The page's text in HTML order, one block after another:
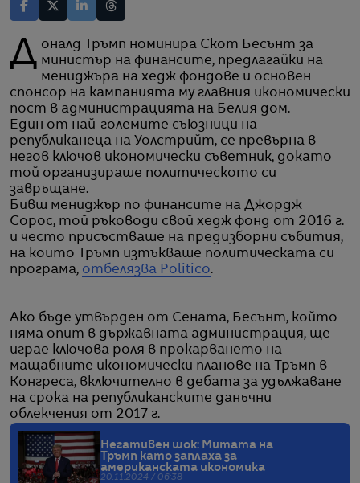
Доналд Тръмп номинира Скот Бесънт за министър на финансите, предлагайки на
мениджъра на хедж фондове и основен
спонсор на кампанията му главния икономически
пост в администрацията на Белия дом.
Един от най-големите съюзници на
републиканеца на Уолстрийт, се превърна в
негов ключов икономически съветник, докато
той организираше политическото си
завръщане.
Бивш мениджър по финансите на Джордж
Сорос, той ръководи свой хедж фонд от 2016 г.
и често присъстваше на предизборни събития,
на които Тръмп изтъкваше политическата си
програма, отбелязва Politico.
Ако бъде утвърден от Сената, Бесънт, който
няма опит в държавната администрация, ще
играе ключова роля в прокарването на
мащабните икономически планове на Тръмп в
Конгреса, включително в дебата за удължаване
на срока на републиканските данъчни
облекчения от 2017 г.
Негативен шок: Митата на
Тръмп като заплаха за
американската икономика
20.11.2024 / 06:38